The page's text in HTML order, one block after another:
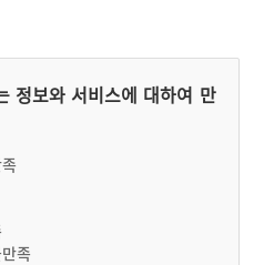
정보와 서비스에 대하여 만
족